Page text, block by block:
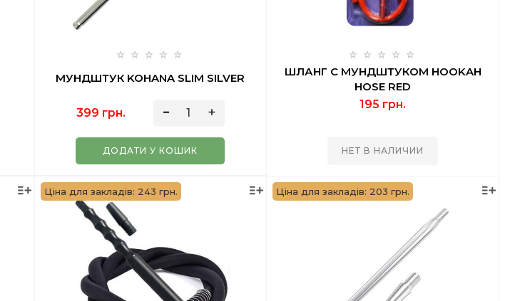
МУНДШТУК KOHANA SLIM SILVER
399 грн.
ДОДАТИ У КОШИК
ШЛАНГ С МУНДШТУКОМ HOOKAH
HOSE RED
195 грн.
НЕТ В НАЛИЧИИ
Ціна для закладів: 243 грн. Ціна для закладів: 203 грн.